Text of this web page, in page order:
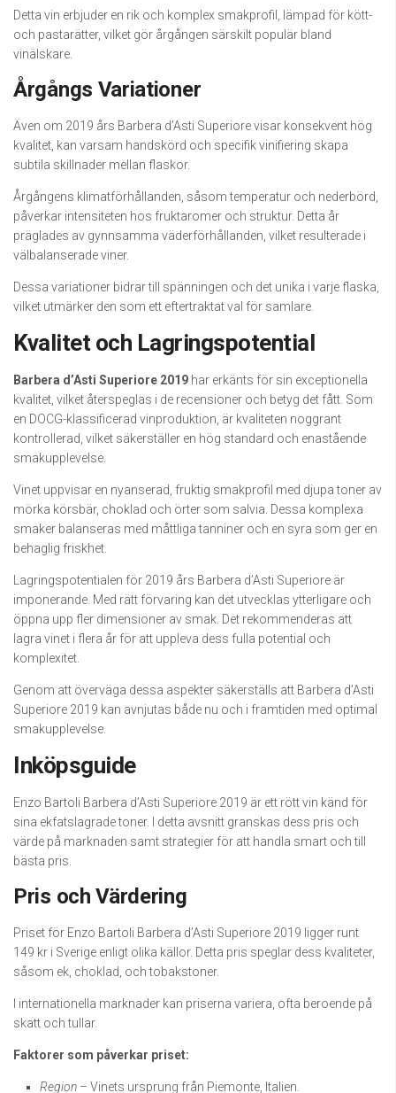
Detta vin erbjuder en rik och komplex smakprofil, lämpad för kött-
och pastarätter, vilket gör årgången särskilt populär bland
vinälskare.
Årgångs Variationer
Även om 2019 års Barbera d’Asti Superiore visar konsekvent hög
kvalitet, kan varsam handskörd och specifik vinifiering skapa
subtila skillnader mellan flaskor.
Årgångens klimatförhållanden, såsom temperatur och nederbörd,
påverkar intensiteten hos fruktaromer och struktur. Detta år
präglades av gynnsamma väderförhållanden, vilket resulterade i
välbalanserade viner.
Dessa variationer bidrar till spänningen och det unika i varje flaska,
vilket utmärker den som ett eftertraktat val för samlare.
Kvalitet och Lagringspotential
Barbera d’Asti Superiore 2019 har erkänts för sin exceptionella
kvalitet, vilket återspeglas i de recensioner och betyg det fått. Som
en DOCG-klassificerad vinproduktion, är kvaliteten noggrant
kontrollerad, vilket säkerställer en hög standard och enastående
smakupplevelse.
Vinet uppvisar en nyanserad, fruktig smakprofil med djupa toner av
mörka körsbär, choklad och örter som salvia. Dessa komplexa
smaker balanseras med måttliga tanniner och en syra som ger en
behaglig friskhet.
Lagringspotentialen för 2019 års Barbera d’Asti Superiore är
imponerande. Med rätt förvaring kan det utvecklas ytterligare och
öppna upp fler dimensioner av smak. Det rekommenderas att
lagra vinet i flera år för att uppleva dess fulla potential och
komplexitet.
Genom att överväga dessa aspekter säkerställs att Barbera d’Asti
Superiore 2019 kan avnjutas både nu och i framtiden med optimal
smakupplevelse.
Inköpsguide
Enzo Bartoli Barbera d’Asti Superiore 2019 är ett rött vin känd för
sina ekfatslagrade toner. I detta avsnitt granskas dess pris och
värde på marknaden samt strategier för att handla smart och till
bästa pris.
Pris och Värdering
Priset för Enzo Bartoli Barbera d’Asti Superiore 2019 ligger runt
149 kr i Sverige enligt olika källor. Detta pris speglar dess kvaliteter,
såsom ek, choklad, och tobakstoner.
I internationella marknader kan priserna variera, ofta beroende på
skatt och tullar.
Faktorer som påverkar priset:
Region – Vinets ursprung från Piemonte, Italien.